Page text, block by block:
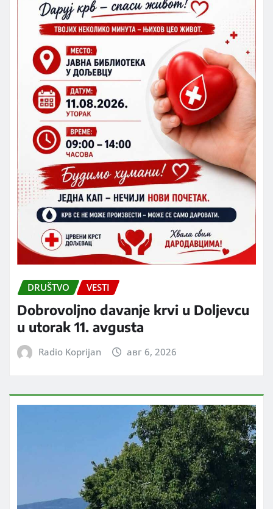
DRUŠTVO VESTI
Dobrovoljno davanje krvi u Doljevcu
u utorak 11. avgusta
Radio Koprijan авг 6, 2026